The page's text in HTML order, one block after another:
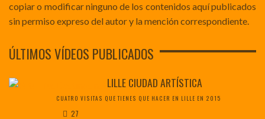
copiar o modificar ninguno de los contenidos aquí publicados
sin permiso expreso del autor y la mención correspondiente.
ÚLTIMOS VÍDEOS PUBLICADOS
LILLE CIUDAD ARTÍSTICA
CUATRO VISITAS QUE TIENES QUE HACER EN LILLE EN 2015
27